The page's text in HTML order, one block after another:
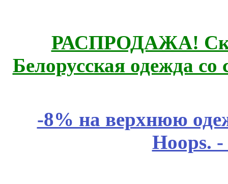
РАСПРОДАЖА!
Белорусская одежда
-8% на верхнюю
Hoops.